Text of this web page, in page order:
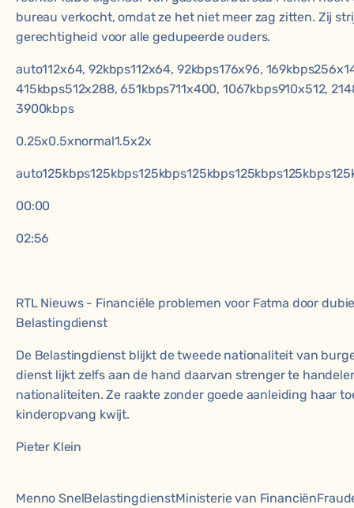
bureau verkocht, omdat ze het niet meer zag zitten. Zij
gerechtigheid voor alle gedupeerde ouders.
auto112x64, 92kbps112x64, 92kbps176x96,
415kbps512x288, 651kbps711x400, 1067kbps910x512,
3900kbps
0.25x0.5xnormal1.5x2x
00:00
02:56
RTL Nieuws - Financiële problemen voor Fatma door
Belastingdienst
De Belastingdienst blijkt de tweede nationaliteit van
dienst lijkt zelfs aan de hand daarvan strenger te
nationaliteiten. Ze raakte zonder goede aanleiding haar
kinderopvang kwijt.
Pieter Klein
Menno SnelBelastingdienstMinisterie van Financiën